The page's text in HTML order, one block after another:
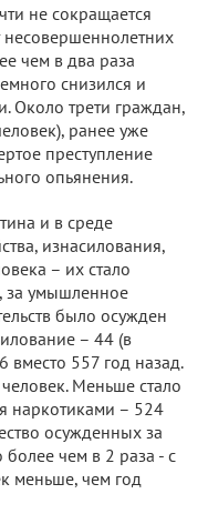
не сокращается
чем в два раза
снизился и
Около трети граждан,
ранее уже
преступление
опьянения.
и в среде
изнасилования,
– их стало
за умышленное
было осужден
– 44 (в
вместо 557 год назад.
Меньше стало
наркотиками – 524
осужденных за
более чем в 2 раза - с
меньше, чем год